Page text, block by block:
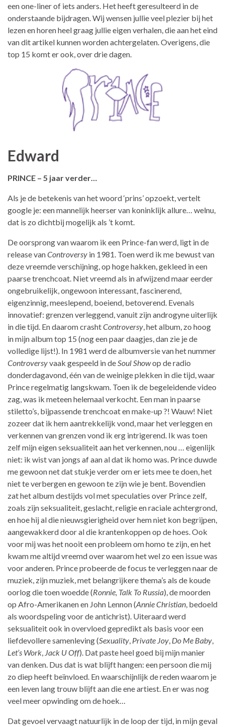
een one-liner of iets anders. Het heeft geresulteerd in de
onderstaande bijdragen. Wij wensen jullie veel plezier bij het
lezen en horen heel graag jullie eigen verhalen, die aan het eind
van dit artikel kunnen worden achtergelaten. Overigens, die
top 15 komt er ook, over drie dagen.
Edward
PRINCE – 5 jaar verder…
Als je de betekenis van het woord ‘prins’ opzoekt, vertelt
google je: een mannelijk heerser van koninklijk allure… welnu,
dat is zo dichtbij mogelijk als ’t komt.
De oorsprong van waarom ik een Prince-fan werd, ligt in de
release vanControversy in 1981. Toen werd ik me bewust van
deze vreemde verschijning, op hoge hakken, gekleed in een
paarse trenchcoat. Niet vreemd als in afwijzend maar eerder
ongebruikelijk, ongewoon interessant, fascinerend,
eigenzinnig, meeslepend, boeiend, betoverend. Evenals
innovatief: grenzen verleggend, vanuit zijn androgyne uiterlijk
in die tijd. En daarom crashtControversy, het album, zo hoog
in mijn album top 15 (nog een paar daagjes, dan zie je de
volledige lijst!). In 1981 werd de albumversie van het nummer
Controversyvaak gespeeld in deSoul Showop de radio
donderdagavond, één van de weinige plekken in die tijd, waar
Prince regelmatig langskwam. Toen ik de begeleidende video
zag, was ik meteen helemaal verkocht. Een man in paarse
stiletto’s, bijpassende trenchcoat en make-up ?! Wauw! Niet
zozeer dat ik hem aantrekkelijk vond, maar het verleggen en
verkennen van grenzen vond ik erg intrigerend. Ik was toen
zelf mijn eigen seksualiteit aan het verkennen, nou … eigenlijk
niet: ik wist van jongs af aan al dat ik homo was. Prince duwde
me gewoon net dat stukje verder om er iets mee te doen, het
niet te verbergen en gewoon te zijn wie je bent. Bovendien
zat het album destijds vol met speculaties over Prince zelf,
zoals zijn seksualiteit, geslacht, religie en raciale achtergrond,
en hoe hij al die nieuwsgierigheid over hem niet kon begrijpen,
aangewakkerd door al die krantenkoppen op de hoes. Ook
voor mij was het nooit een probleem om homo te zijn, en het
kwam me altijd vreemd over waarom het wel zo een issue was
voor anderen. Prince probeerde de focus te verleggen naar de
muziek, zijn muziek, met belangrijkere thema’s als de koude
oorlog die toen woedde (Ronnie, Talk To Russia), de moorden
op Afro-Amerikanen en John Lennon (Annie Christian, bedoeld
als woordspeling voor de antichrist). Uiteraard werd
seksualiteit ook in overvloed gepredikt als basis voor een
liefdevollere samenleving (Sexuality, Private Joy, Do Me Baby,
Let’s Work, Jack U Off). Dat paste heel goed bij mijn manier
van denken. Dus dat is wat blijft hangen: een persoon die mij
zo diep heeft beïnvloed. En waarschijnlijk de reden waarom je
een leven lang trouw blijft aan die ene artiest. En er was nog
veel meer opwinding om de hoek…
Dat gevoel vervaagt natuurlijk in de loop der tijd, in mijn geval